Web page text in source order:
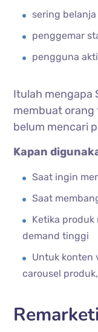
sering
penggemar
pengguna
Itulah mengapa
membuat orang
belum mencari
Kapan
Saat ingin
Saat
Ketika
demand tinggi
Untuk konten
carousel